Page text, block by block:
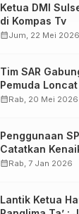
Ketua DMI
di Kompas Tv
calendar_monthJum, 22 Mei 2026
Tim SAR
Pemuda
Pampang
calendar_monthRab, 20 Mei 2026
Penggunaan
Catatkan
di Tahun 2025
calendar_monthRab, 7 Jan 2026
Lantik Ketua